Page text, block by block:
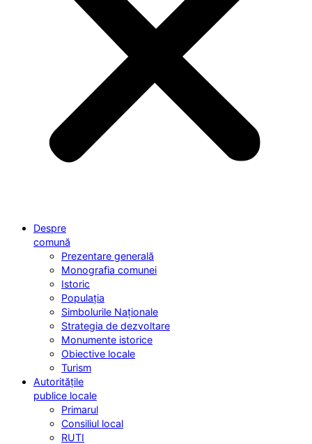
Despre
comună
Prezentare generală
Monografia comunei
Istoric
Populația
Simbolurile Naționale
Strategia de dezvoltare
Monumente istorice
Obiective locale
Turism
Autoritățile
publice locale
Primarul
Consiliul local
RUTI